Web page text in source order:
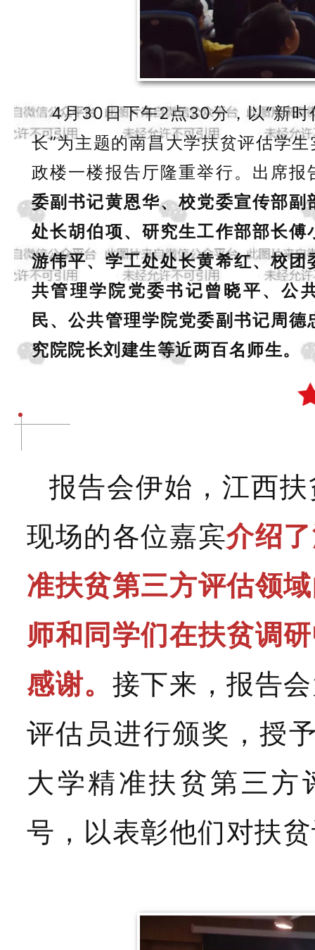
4月30日下午2点30分，以“新时
长”为主题的南昌大学扶贫评估学
政楼一楼报告厅隆重举行。出席报
委副书记黄恩华、校党委宣传部副
处长胡伯项、研究生工作部部长傅
游伟平、学工处处长黄希红、校团
共管理学院党委书记曾晓平、公
民、公共管理学院党委副书记周
究院院长刘建生等近两百名师生。
报告会伊始， 江西
现场的各位嘉宾介绍
准扶贫第三方评估领
师和同学们在扶贫调
感谢。 接下来，报告
评估员进行颁奖，授
大学精准扶贫第三方
号，以表彰他们对扶